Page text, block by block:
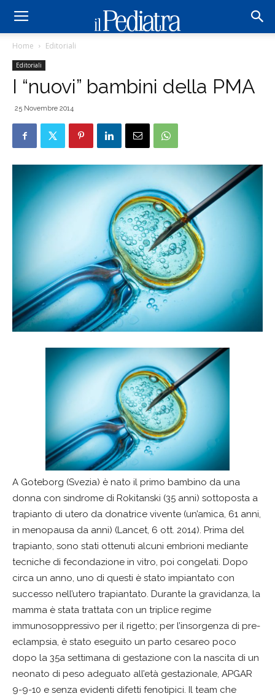
Home Editoriali
Editoriali
I “nuovi” bambini della PMA
25 Novembre 2014
A Goteborg (Svezia) è nato il primo bambino da una
donna con sindrome di Rokitanski (35 anni) sottoposta a
trapianto di utero da donatrice vivente (un’amica, 61 anni,
in menopausa da anni) (Lancet, 6 ott. 2014). Prima del
trapianto, sono stati ottenuti alcuni embrioni mediante
tecniche di fecondazione in vitro, poi congelati. Dopo
circa un anno, uno di questi è stato impiantato con
successo nell’utero trapiantato. Durante la gravidanza, la
mamma è stata trattata con un triplice regime
immunosoppressivo per il rigetto; per l’insorgenza di pre-
eclampsia, è stato eseguito un parto cesareo poco
dopo la 35a settimana di gestazione con la nascita di un
neonato di peso adeguato all’età gestazionale, APGAR
9-9-10 e senza evidenti difetti fenotipici. Il team che